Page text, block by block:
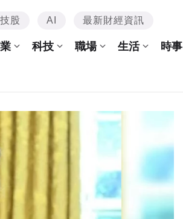
股 AI 最新財經資訊
科技 職場 生活 時事